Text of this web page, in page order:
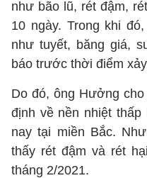
như bão lũ, rét đậm,
10 ngày. Trong khi
như tuyết, băng giá,
báo trước thời điểm
Do đó, ông Hưởng
định về nền nhiệt thấp
nay tại miền Bắc.
thấy rét đậm và rét
tháng 2/2021.